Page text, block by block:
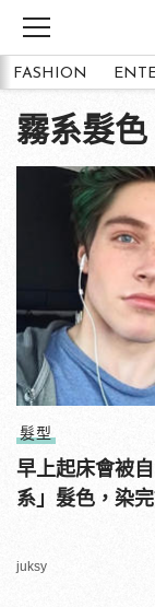
FASHION
霧系髮色
髮型
早上起床會被
系」髮色，染
juksy